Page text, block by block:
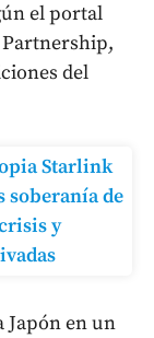
el portal
del
Starlink
soberanía de
y
Japón en un